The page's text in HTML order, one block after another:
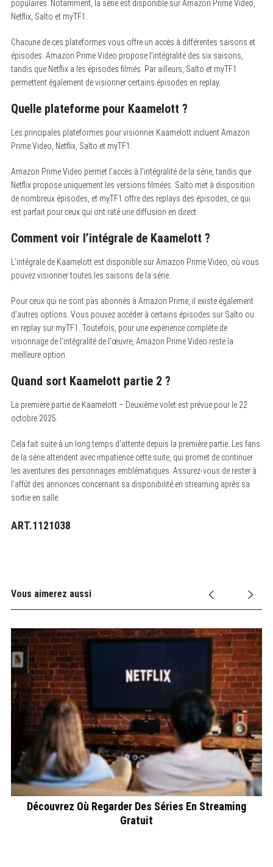
populaires. Notamment, la série est disponible sur Amazon Prime Video,
Netflix, Salto et myTF1.
Chacune de ces plateformes vous offre un accès à différentes saisons et
épisodes. Amazon Prime Video propose l’intégralité des six saisons,
tandis que Netflix a les épisodes filmés. Par ailleurs, Salto et myTF1
permettent également de visionner certains épisodes en replay.
Quelle plateforme pour Kaamelott ?
Les principales plateformes pour visionner Kaamelott incluent Amazon
Prime Video, Netflix, Salto et myTF1.
Amazon Prime Video permet l’accès à l’intégralité de la série, tandis que
Netflix propose uniquement les versions filmées. Salto met à disposition
de nombreux épisodes, et myTF1 offre des replays des épisodes, ce qui
est parfait pour ceux qui ont raté une diffusion en direct.
Comment voir l’intégrale de Kaamelott ?
L’intégrale de Kaamelott est disponible sur Amazon Prime Video, où vous
pouvez visionner toutes les saisons de la série.
Pour ceux qui ne sont pas abonnés à Amazon Prime, il existe également
d’autres options. Vous pouvez accéder à certains épisodes sur Salto ou
en replay sur myTF1. Toutefois, pour une expérience complète de
visionnage de l’intégralité de l’œuvre, Amazon Prime Video reste la
meilleure option.
Quand sort Kaamelott partie 2 ?
La première partie de Kaamelott – Deuxième volet est prévue pour le 22
octobre 2025.
Cela fait suite à un long temps d’attente depuis la première partie. Les fans
de la série attendent avec impatience cette suite, qui promet de continuer
les aventures des personnages emblématiques. Assurez-vous de rester à
l’affût des annonces concernant sa disponibilité en streaming après sa
sortie en salle.
ART.1121038
Vous aimerez aussi
Découvrez Où Regarder Des Séries En Streaming
Gratuit